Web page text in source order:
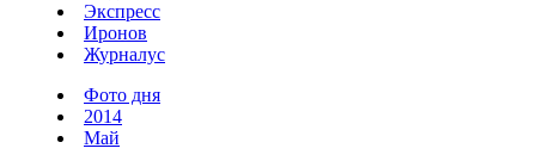
Экспресс
Иронов
Журналус
Фото дня
2014
Май